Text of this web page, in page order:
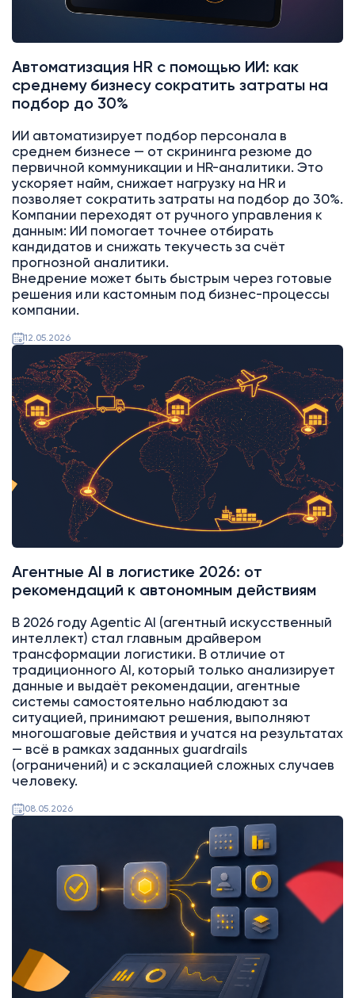
Автоматизация HR с помощью ИИ: как
среднему бизнесу сократить затраты на
подбор до 30%
ИИ автоматизирует подбор персонала в
среднем бизнесе — от скрининга резюме до
первичной коммуникации и HR-аналитики. Это
ускоряет найм, снижает нагрузку на HR и
позволяет сократить затраты на подбор до 30%.
Компании переходят от ручного управления к
данным: ИИ помогает точнее отбирать
кандидатов и снижать текучесть за счёт
прогнозной аналитики.
Внедрение может быть быстрым через готовые
решения или кастомным под бизнес-процессы
компании.
12.05.2026
AI
Битрикс24
Агентные AI в логистике 2026: от
рекомендаций к автономным действиям
В 2026 году Agentic AI (агентный искусственный
интеллект) стал главным драйвером
трансформации логистики. В отличие от
традиционного AI, который только анализирует
данные и выдаёт рекомендации, агентные
системы самостоятельно наблюдают за
ситуацией, принимают решения, выполняют
многошаговые действия и учатся на результатах
— всё в рамках заданных guardrails
(ограничений) и с эскалацией сложных случаев
человеку.
08.05.2026